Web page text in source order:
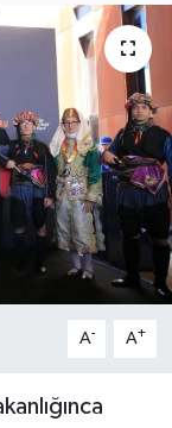
A- A+